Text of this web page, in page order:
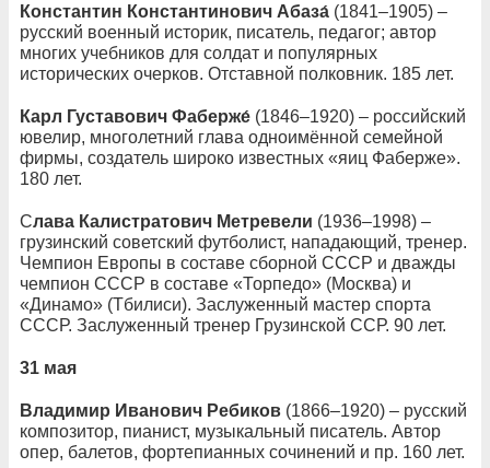
Константин Константинович Абаза́ (1841–1905) –
русский военный историк, писатель, педагог; автор
многих учебников для солдат и популярных
исторических очерков. Отставной полковник. 185 лет.
Карл Густавович Фаберже́ (1846–1920) – российский
ювелир, многолетний глава одноимённой семейной
фирмы, создатель широко известных «яиц Фаберже».
180 лет.
Слава Калистратович Метревели (1936–1998) –
грузинский советский футболист, нападающий, тренер.
Чемпион Европы в составе сборной СССР и дважды
чемпион СССР в составе «Торпедо» (Москва) и
«Динамо» (Тбилиси). Заслуженный мастер спорта
СССР. Заслуженный тренер Грузинской ССР. 90 лет.
31 мая
Владимир Иванович Ребиков (1866–1920) – русский
композитор, пианист, музыкальный писатель. Автор
опер, балетов, фортепианных сочинений и пр. 160 лет.